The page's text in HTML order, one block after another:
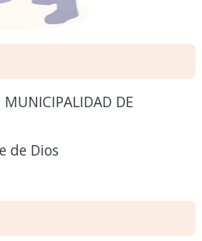
MUNICIPALIDAD DE
de Dios